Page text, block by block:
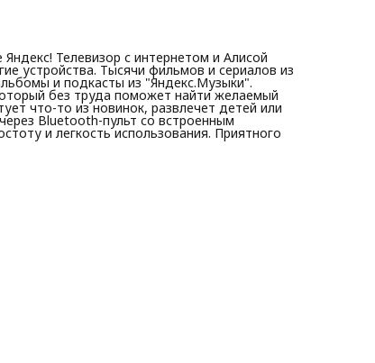
обновления экрана: 60
смены кадров: 60
Ci слот, спутниковый LNB IN, Sat (подключение
ТВ), антенный вход RF In, USB- 2 шт, HDMI - 2
аудио-видео вход, выход на наушники, оптический
аудиовыход
устройства без подставки (шхвхг), мм: 716х425х60
устройства с подставкой (шхвхг), мм: 716х475х140
Телевизор с интернетом и Алисой
устройства. Тысячи фильмов и сериалов из
и подкасты из "Яндекс.Музыки".
без труда поможет найти желаемый
что-то из новинок, развлечет детей или
Bluetooth-пульт со встроенным
и легкость использования. Приятного